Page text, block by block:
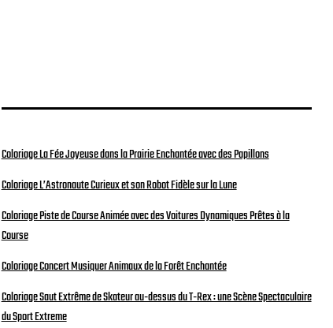
Coloriage La Fée Joyeuse dans la Prairie Enchantée avec des Papillons
Coloriage L’Astronaute Curieux et son Robot Fidèle sur la Lune
Coloriage Piste de Course Animée avec des Voitures Dynamiques Prêtes à la
Course
Coloriage Concert Musiquer Animaux de la Forêt Enchantée
Coloriage Saut Extrême de Skateur au-dessus du T-Rex : une Scène Spectaculaire
du Sport Extreme